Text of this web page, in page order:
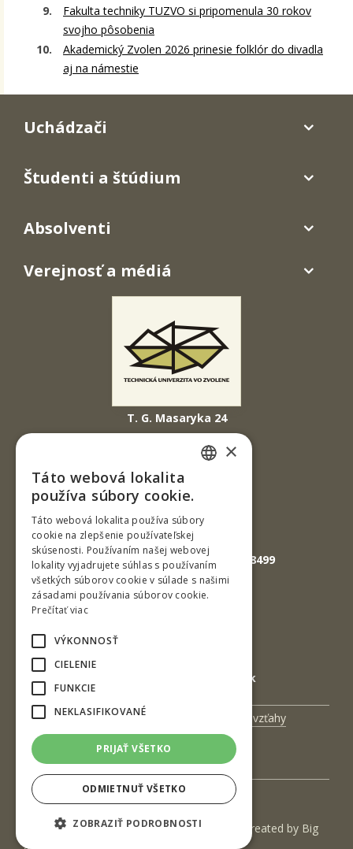
Fakulta techniky TUZVO si pripomenula 30 rokov
svojho pôsobenia
Akademický Zvolen 2026 prinesie folklór do divadla
aj na námestie
T. G. Masaryka 24
960 01 Zvolen
Slovenská republika
Tel.: +421-45-520 61 11
Fax: +421-45-533 00 27
E-mail: info@tuzvo.sk
GPS súradnice: 48.572024,19.118499
E-mail: podatelna@tuzvo.sk
Uchádzači
Študenti a štúdium
Absolventi
Verejnosť a médiá
Univerzitný magazín
Medzinárodné vzťahy
Veda a výskum
Zamestnanci
Kontakt
(c) 2017 Technická univerzita vo Zvolene | Created by Big
×
Táto webová lokalita
používa súbory cookie.
Táto webová lokalita používa súbory
cookie na zlepšenie používateľskej
skúsenosti. Používaním našej webovej
lokality vyjadrujete súhlas s používaním
všetkých súborov cookie v súlade s našimi
zásadami používania súborov cookie.
Prečítať viac
VÝKONNOSŤ
CIELENIE
FUNKCIE
NEKLASIFIKOVANÉ
PRIJAŤ VŠETKO
ODMIETNUŤ VŠETKO
ZOBRAZIŤ PODROBNOSTI